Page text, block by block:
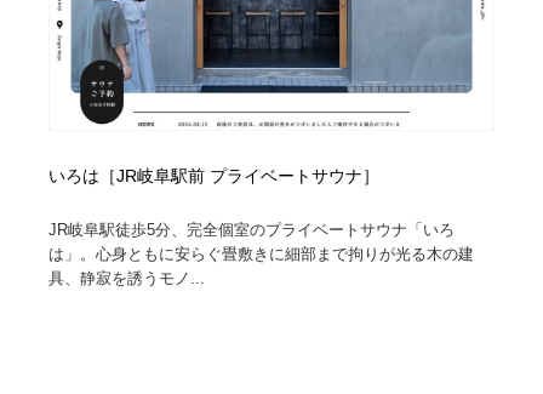
いろは［JR岐阜駅前 プライベートサウナ］
JR岐阜駅徒歩5分、完全個室のプライベートサウナ「いろ
は」。心身ともに安らぐ畳敷きに細部まで拘りが光る木の建
具、静寂を誘うモノ...